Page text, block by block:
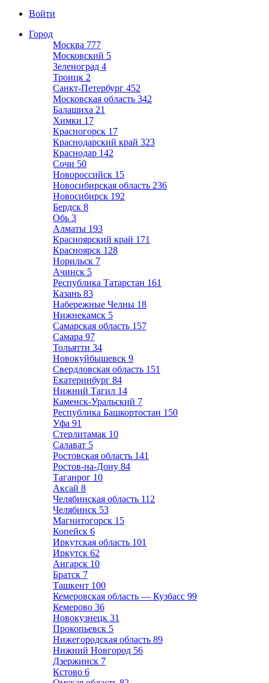
Войти
Город
Москва 777
Московский 5
Зеленоград 4
Троицк 2
Санкт-Петербург 452
Московская область 342
Балашиха 21
Химки 17
Красногорск 17
Краснодарский край 323
Краснодар 142
Сочи 50
Новороссийск 15
Новосибирская область 236
Новосибирск 192
Бердск 8
Обь 3
Алматы 193
Красноярский край 171
Красноярск 128
Норильск 7
Ачинск 5
Республика Татарстан 161
Казань 83
Набережные Челны 18
Нижнекамск 5
Самарская область 157
Самара 97
Тольятти 34
Новокуйбышевск 9
Свердловская область 151
Екатеринбург 84
Нижний Тагил 14
Каменск-Уральский 7
Республика Башкортостан 150
Уфа 91
Стерлитамак 10
Салават 5
Ростовская область 141
Ростов-на-Дону 84
Таганрог 10
Аксай 8
Челябинская область 112
Челябинск 53
Магнитогорск 15
Копейск 6
Иркутская область 101
Иркутск 62
Ангарск 10
Братск 7
Ташкент 100
Кемеровская область — Кузбасс 99
Кемерово 36
Новокузнецк 31
Прокопьевск 5
Нижегородская область 89
Нижний Новгород 56
Дзержинск 7
Кстово 6